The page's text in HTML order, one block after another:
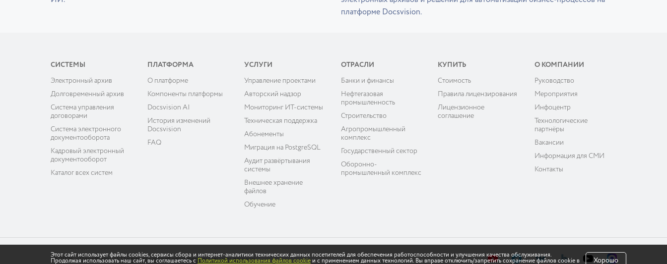
платформе Docsvision.
СИСТЕМЫ
Электронный архив
Долговременный архив
Система управления
договорами
Система электронного
документооборота
Кадровый электронный
документооборот
Каталог всех систем
ПЛАТФОРМА
О платформе
Компоненты платформы
Docsvision AI
История изменений
Docsvision
FAQ
УСЛУГИ
Управление проектами
Авторский надзор
Мониторинг ИТ-системы
Техническая поддержка
Абонементы
Миграция на PostgreSQL
Аудит развёртывания
системы
Внешнее хранение
файлов
Обучение
ОТРАСЛИ
Банки и финансы
Нефтегазовая
промышленность
Строительство
Агропромышленный
комплекс
Государственный сектор
Оборонно-
промышленный комплекс
КУПИТЬ
Cтоимость
Правила лицензирования
Лицензионное
соглашение
О КОМПАНИИ
Руководство
Мероприятия
Инфоцентр
Технологические
партнёры
Вакансии
Информация для СМИ
Контакты
© 2026 «ДоксВижн»| Политика обработки персональных данных
Этот сайт использует файлы cookies, сервисы сбора и интернет-аналитики технических данных посетителей для обеспечения работоспособности и улучшения качества обслуживания.
Продолжая использовать наш сайт, вы соглашаетесь сПолитикой использования файлов cookie и с применением данных технологий. Вы вправе отключить/запретить сохранение файлов cookie в Хорошо